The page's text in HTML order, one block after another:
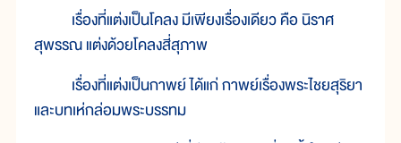
เรื่องที่แต่งเป็นโคลง มีเพียงเรื่องเดียว คือ นิราศ
สุพรรณ แต่งด้วยโคลงสี่สุภาพ
เรื่องที่แต่งเป็นกาพย์ ได้แก่ กาพย์เรื่องพระไชยสุริยา
และบทเห่กล่อมพระบรรทม